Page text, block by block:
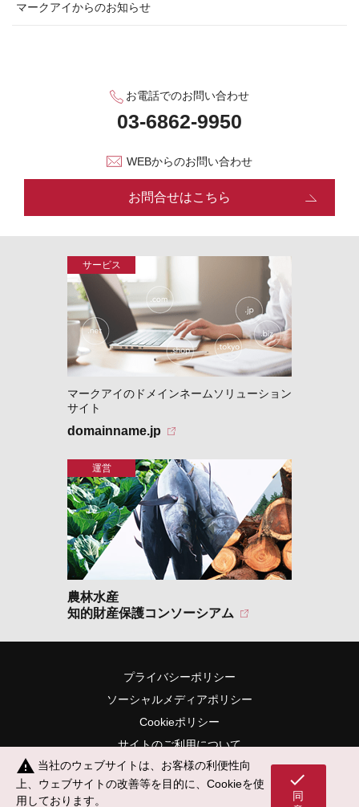
マークアイからのお知らせ
お電話でのお問い合わせ
WEBからのお問い合わせ
お問合せはこちら
マークアイのドメインネームソリューション
サイト
domainname.jp
農林水産
知的財産保護コンソーシアム
プライバシーポリシー
ソーシャルメディアポリシー
Cookieポリシー
サイトのご利用について
サイトマップ
warning 当社のウェブサイトは、お客様の利便性向
上、ウェブサイトの改善等を目的に、Cookieを使
用しております。
check
同